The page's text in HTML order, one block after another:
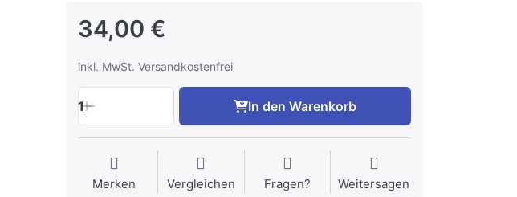
34,00 €
inkl. MwSt. Versandkostenfrei
1 In den Warenkorb
Merken Vergleichen Fragen? Weitersagen